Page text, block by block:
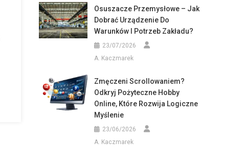
Osuszacze Przemysłowe – Jak
Dobrać Urządzenie Do
Warunków I Potrzeb Zakładu?
23/07/2026
A. Kaczmarek
Zmęczeni Scrollowaniem?
Odkryj Pożyteczne Hobby
Online, Które Rozwija Logiczne
Myślenie
23/06/2026
A. Kaczmarek